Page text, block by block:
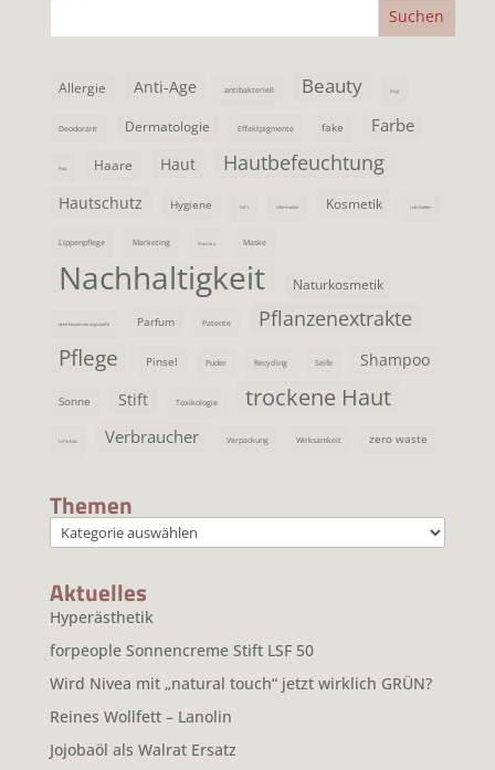
Allergie Anti-Age antibakteriell Beauty Blog
Deodorant Dermatologie Effektpigmente fake Farbe
Flop Haare Haut Hautbefeuchtung
Hautschutz Hygiene INCI Information Kosmetik Lidschatten
Lippenpflege Marketing Mascara Maske
Nachhaltigkeit Naturkosmetik
ohne Konservierungsstoffe Parfum Patente Pflanzenextrakte
Pflege Pinsel Puder Recycling Seife Shampoo
Sonne Stift Toxikologie trockene Haut
UV Schutz Verbraucher Verpackung Wirksamkeit zero waste
Themen
Themen
Aktuelles
Hyperästhetik
forpeople Sonnencreme Stift LSF 50
Wird Nivea mit „natural touch“ jetzt wirklich GRÜN?
Reines Wollfett – Lanolin
Jojobaöl als Walrat Ersatz